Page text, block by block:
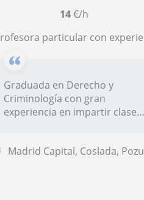
14€/h
Profesora particular con experiencia en inglés, materias de primaria, Bachiller de humanidades y sociales, Derecho y Criminología
Graduada en Derecho y
Criminología con gran
experiencia en impartir clases
Madrid Capital, Coslada, Pozuelo de Alarcón, Paracuellos de Jarama, Sa...